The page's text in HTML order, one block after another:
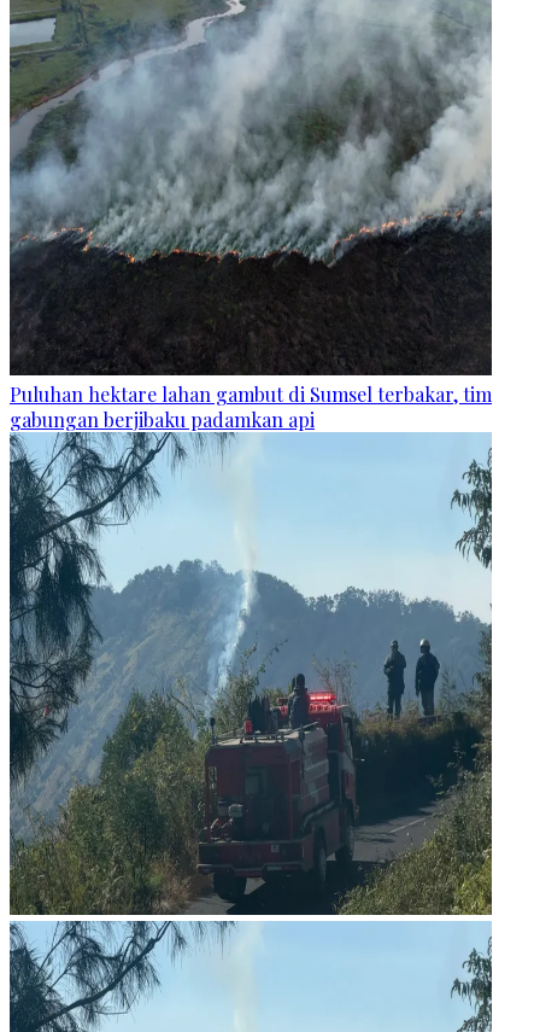
Puluhan hektare lahan gambut di Sumsel terbakar, tim
gabungan berjibaku padamkan api